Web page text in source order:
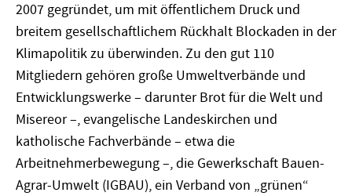
2007 gegründet, um mit öffentlichem Druck und
breitem gesellschaftlichem Rückhalt Blockaden in der
Klimapolitik zu überwinden. Zu den gut 110
Mitgliedern gehören große Umweltverbände und
Entwicklungswerke – darunter Brot für die Welt und
Misereor –, evangelische Landeskirchen und
katholische Fachverbände – etwa die
Arbeitnehmerbewegung –, die Gewerkschaft Bauen-
Agrar-Umwelt (IGBAU), ein Verband von „grünen“